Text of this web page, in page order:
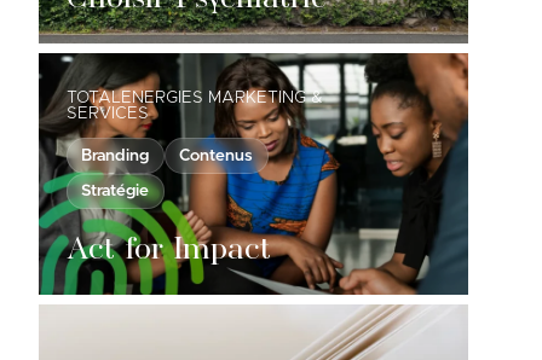
TOTALENERGIES MARKETING &
SERVICES
Branding Contenus
Stratégie
Act for Impact